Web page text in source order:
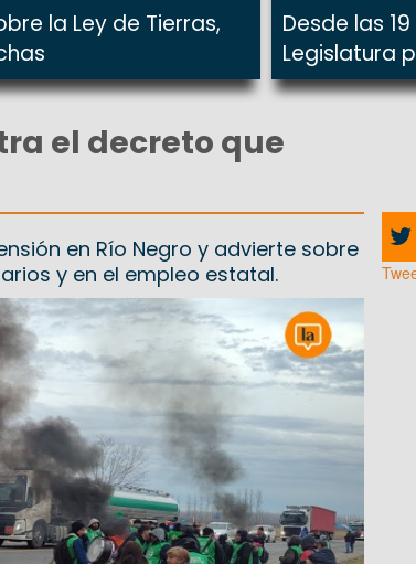
la Ley de Tierras,
Desde las
Legislatura
el decreto que
en Río Negro y advierte sobre
y en el empleo estatal.